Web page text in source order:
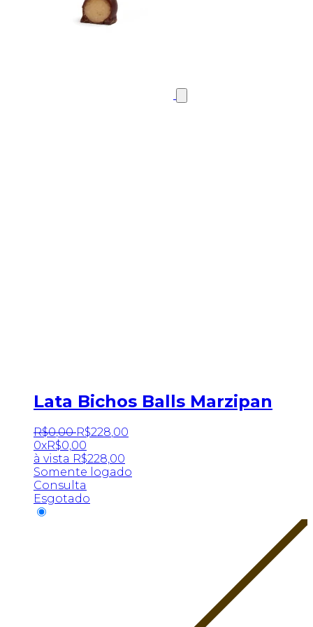
Lata Bichos Balls Marzipan
R$0,00 R$228,00
0xR$0,00
à vista R$228,00
Somente logado
Consulta
Esgotado